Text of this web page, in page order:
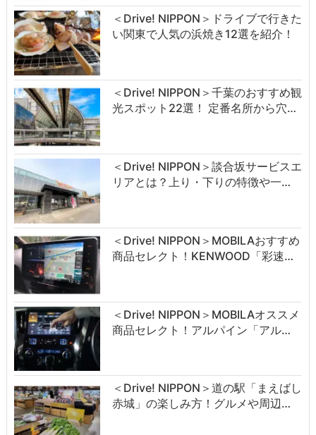
＜Drive! NIPPON＞ドライブで行きた
い関東で人気の浜焼き12選を紹介！
＜Drive! NIPPON＞千葉のおすすめ観
光スポット22選！ 定番名所から穴…
＜Drive! NIPPON＞談合坂サービスエ
リアとは？上り・下りの特徴や一…
＜Drive! NIPPON＞MOBILAおすすめ
商品セレクト！KENWOOD「彩速…
＜Drive! NIPPON＞MOBILAオススメ
商品セレクト！アルパイン「アル…
＜Drive! NIPPON＞道の駅「まえばし
赤城」の楽しみ方！グルメや周辺…